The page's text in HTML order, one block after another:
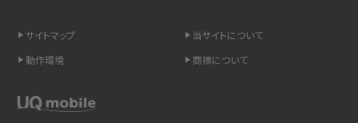
LINEの引き継ぎ方法は？対象データや事前準備・条件・注意点などを解説
LINEの通知がこない時の原因と対処法9選！設定の確認手順も解説
サイトマップ
当サイトについて
動作環境
商標について